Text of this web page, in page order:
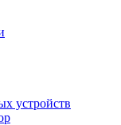
устройств